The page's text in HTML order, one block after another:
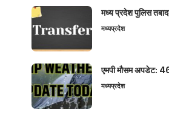
मध्य प्रदेश पुलिस
मध्यप्रदेश
एमपी मौसम अपडेट: 46
मध्यप्रदेश